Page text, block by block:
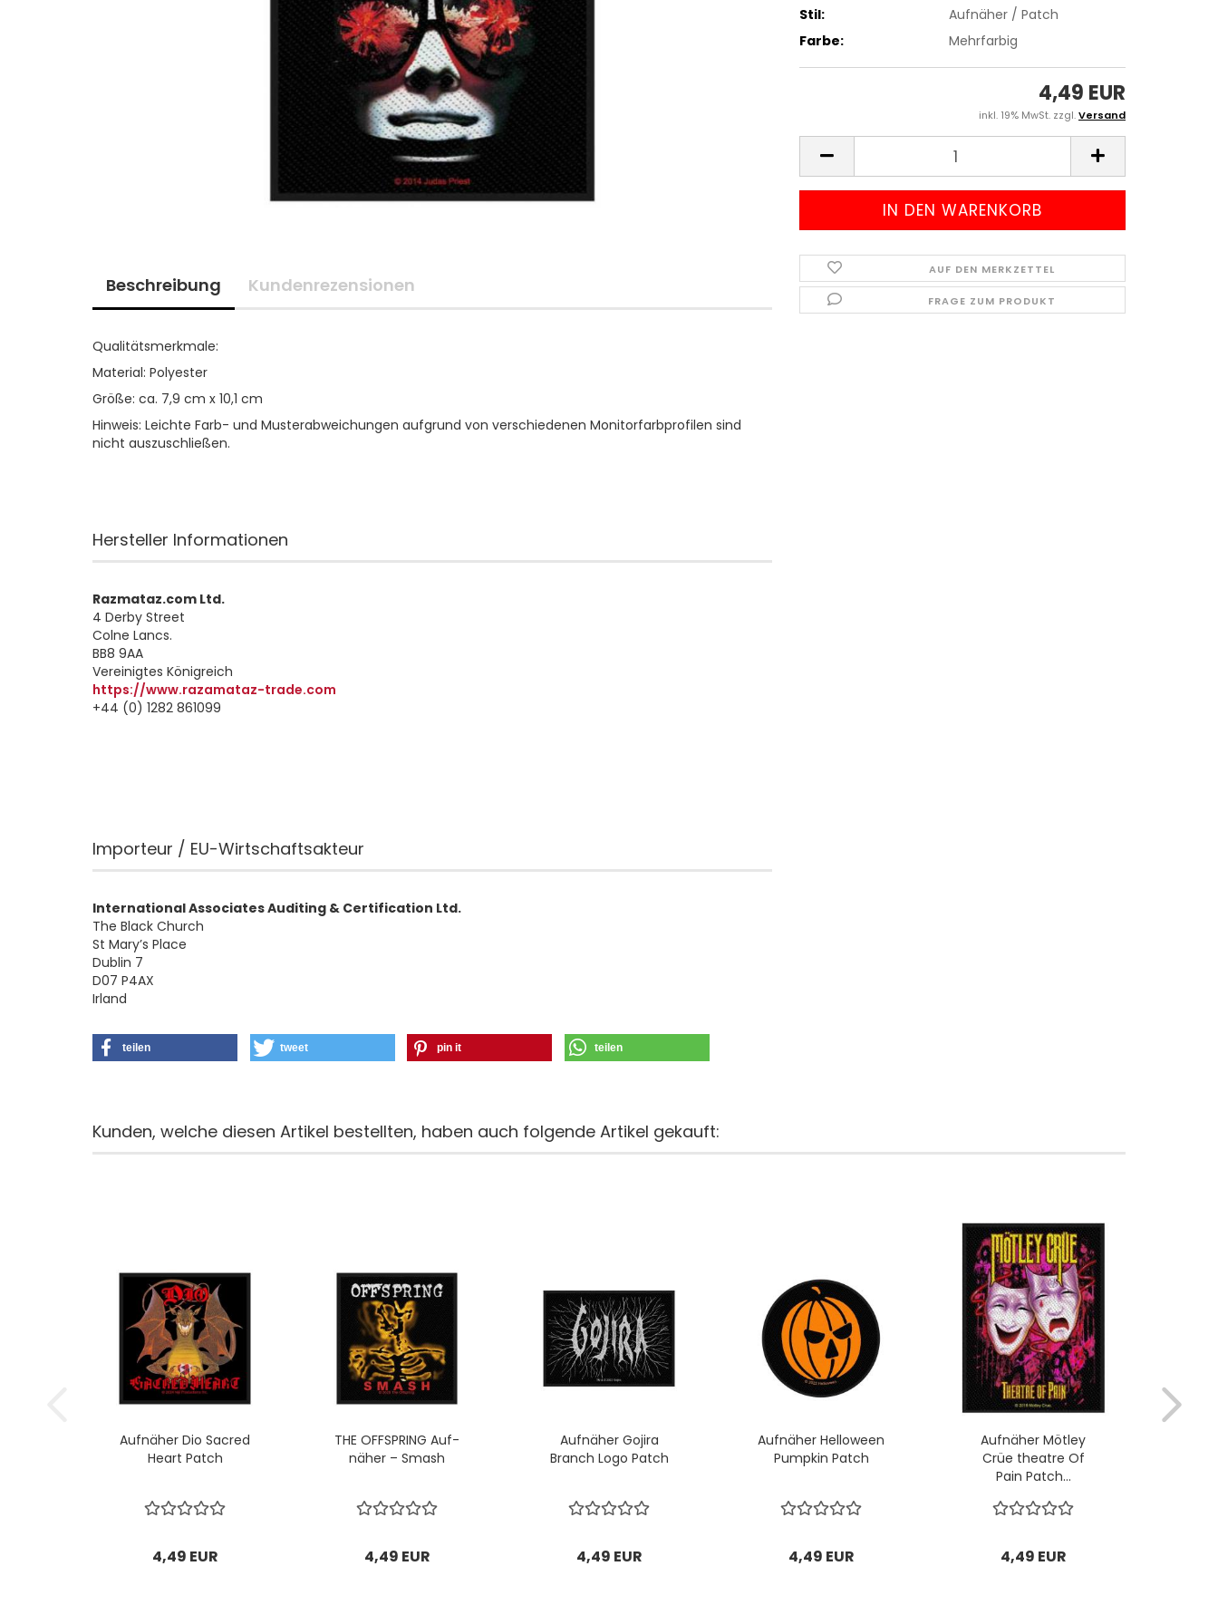
Stil:
Aufnäher / Patch
Farbe:
Mehrfarbig
4,49 EUR
inkl. 19% MwSt. zzgl.Versand
AUF DEN MERKZETTEL
FRAGE ZUM PRODUKT
Beschreibung Kundenrezensionen
Qualitätsmerkmale:
Material: Polyester
Größe: ca. 7,9 cm x 10,1 cm
Hinweis: Leichte Farb- und Musterabweichungen aufgrund von verschiedenen Monitorfarbprofilen sind
nicht auszuschließen.
Hersteller Informationen
Razmataz.com Ltd.
4 Derby Street
Colne Lancs.
BB8 9AA
Vereinigtes Königreich
https://www.razamataz-trade.com
+44 (0) 1282 861099
Importeur / EU-Wirtschaftsakteur
International Associates Auditing & Certification Ltd.
The Black Church
St Mary’s Place
Dublin 7
D07 P4AX
Irland
teilen tweet pin it teilen
Kunden, welche diesen Artikel bestellten, haben auch folgende Artikel gekauft:
Auf­nä­her Dio Sa­cred
Heart Patch
4,49 EUR
THE OFF­SPRING Auf­
nä­her – Smash
4,49 EUR
Auf­nä­her Go­ji­ra
Branch Logo Patch
4,49 EUR
Auf­nä­her Hel­lo­ween
Pump­kin Patch
4,49 EUR
Auf­nä­her Möt­ley
Crüe thea­t­re Of
Pain Patch...
4,49 EUR